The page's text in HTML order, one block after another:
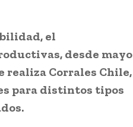
el
desde mayo
realiza Corrales Chile,
para distintos tipos